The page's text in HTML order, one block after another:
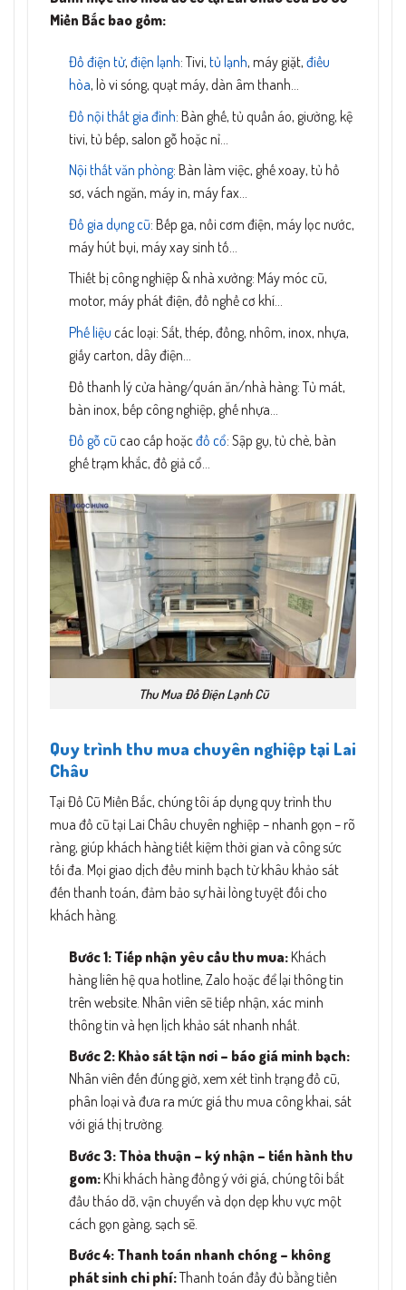
Miền Bắc bao gồm:
Đồ điện tử, điện lạnh: Tivi, tủ lạnh, máy giặt, điều
hòa, lò vi sóng, quạt máy, dàn âm thanh…
Đồ nội thất gia đình: Bàn ghế, tủ quần áo, giường, kệ
tivi, tủ bếp, salon gỗ hoặc nỉ…
Nội thất văn phòng: Bàn làm việc, ghế xoay, tủ hồ
sơ, vách ngăn, máy in, máy fax…
Đồ gia dụng cũ: Bếp ga, nồi cơm điện, máy lọc nước,
máy hút bụi, máy xay sinh tố…
Thiết bị công nghiệp & nhà xưởng: Máy móc cũ,
motor, máy phát điện, đồ nghề cơ khí…
Phế liệu các loại: Sắt, thép, đồng, nhôm, inox, nhựa,
giấy carton, dây điện…
Đồ thanh lý cửa hàng/quán ăn/nhà hàng: Tủ mát,
bàn inox, bếp công nghiệp, ghế nhựa…
Đồ gỗ cũ cao cấp hoặcđồ cổ: Sập gụ, tủ chè, bàn
ghế trạm khắc, đồ giả cổ…
Thu Mua Đồ Điện Lạnh Cũ
Quy trình thu mua chuyên nghiệp tại Lai
Châu
Tại Đồ Cũ Miền Bắc, chúng tôi áp dụng quy trình thu
mua đồ cũ tại Lai Châu chuyên nghiệp – nhanh gọn – rõ
ràng, giúp khách hàng tiết kiệm thời gian và công sức
tối đa. Mọi giao dịch đều minh bạch từ khâu khảo sát
đến thanh toán, đảm bảo sự hài lòng tuyệt đối cho
khách hàng.
Bước 1: Tiếp nhận yêu cầu thu mua:Khách
hàng liên hệ qua hotline, Zalo hoặc để lại thông tin
trên website. Nhân viên sẽ tiếp nhận, xác minh
thông tin và hẹn lịch khảo sát nhanh nhất.
Bước 2: Khảo sát tận nơi – báo giá minh bạch:
Nhân viên đến đúng giờ, xem xét tình trạng đồ cũ,
phân loại và đưa ra mức giá thu mua công khai, sát
với giá thị trường.
Bước 3: Thỏa thuận – ký nhận – tiến hành thu
gom:Khi khách hàng đồng ý với giá, chúng tôi bắt
đầu tháo dỡ, vận chuyển và dọn dẹp khu vực một
cách gọn gàng, sạch sẽ.
Bước 4: Thanh toán nhanh chóng – không
phát sinh chi phí:Thanh toán đầy đủ bằng tiền